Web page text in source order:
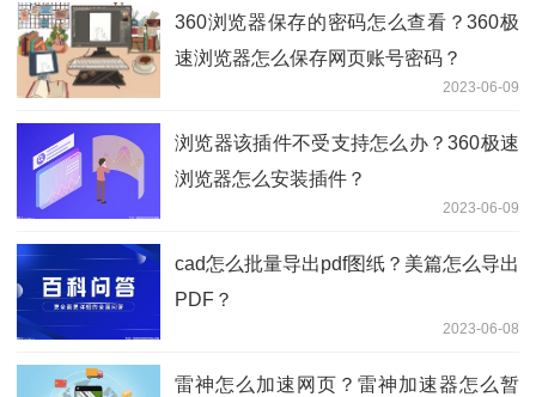
360浏览器保存的密码怎么查看？360极
速浏览器怎么保存网页账号密码？
2023-06-09
浏览器该插件不受支持怎么办？360极速
浏览器怎么安装插件？
2023-06-09
cad怎么批量导出pdf图纸？美篇怎么导出
PDF？
2023-06-08
雷神怎么加速网页？雷神加速器怎么暂